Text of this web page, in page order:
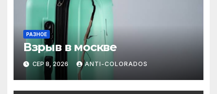
РАЗНОЕ
Взрыв в москве
СЕР 8, 2026 ANTI-COLORADOS